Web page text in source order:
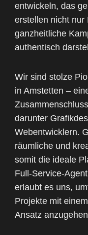
entwickeln, das
erstellen nicht nur
ganzheitliche
authentisch
Wir sind stolze
in Amstetten –
darunter
Webentwicklern.
räumliche und
somit die ideale
Full-Service-
erlaubt es uns,
Projekte mit
Ansatz